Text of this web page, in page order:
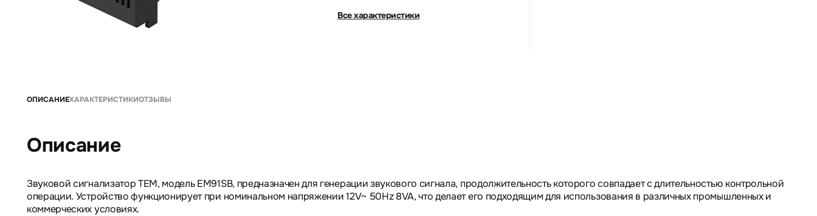
Все характеристики
ОПИСАНИЕХАРАКТЕРИСТИКИОТЗЫВЫ
Описание
Звуковой сигнализатор TEM, модель EM91SB, предназначен для генерации звукового сигнала, продолжительность которого совпадает с длительностью контрольной
операции. Устройство функционирует при номинальном напряжении 12V~ 50Hz 8VA, что делает его подходящим для использования в различных промышленных и
коммерческих условиях.